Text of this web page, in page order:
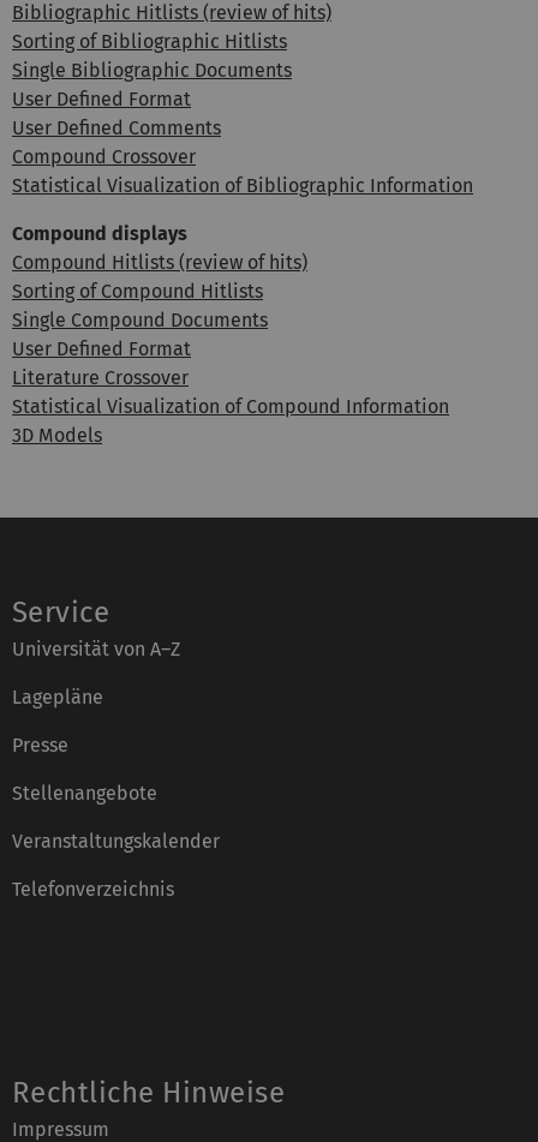
Bibliographic Hitlists (review of hits)
Sorting of Bibliographic Hitlists
Single Bibliographic Documents
User Defined Format
User Defined Comments
Compound Crossover
Statistical Visualization of Bibliographic Information
Compound displays
Compound Hitlists (review of hits)
Sorting of Compound Hitlists
Single Compound Documents
User Defined Format
Literature Crossover
Statistical Visualization of Compound Information
3D Models
Service
Universität von A–Z
Lagepläne
Presse
Stellenangebote
Veranstaltungskalender
Telefonverzeichnis
Rechtliche Hinweise
Impressum